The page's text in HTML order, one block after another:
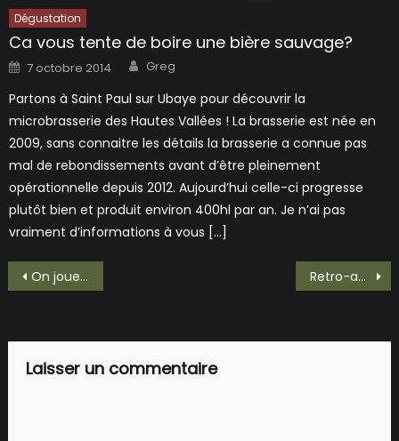
Dégustation
Ca vous tente de boire une bière sauvage?
Posted
on
7 octobre 2014 Author
Greg
Partons à Saint Paul sur Ubaye pour découvrir la
microbrasserie des Hautes Vallées ! La brasserie est née en
2009, sans connaitre les détails la brasserie a connue pas
mal de rebondissements avant d’être pleinement
opérationnelle depuis 2012. Aujourd’hui celle-ci progresse
plutôt bien et produit environ 400hl par an. Je n’ai pas
vraiment d’informations à vous […]
Navigation
l’article
On joue à Trap’ trap’ avec une Trappeur! Retro-actu : Une bière brassée par des bonnes soeurs
Laisser un commentaire